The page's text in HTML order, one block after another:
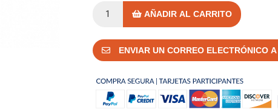
AÑADIR AL CARRITO
ENVIAR UN CORREO ELECTRÓNICO